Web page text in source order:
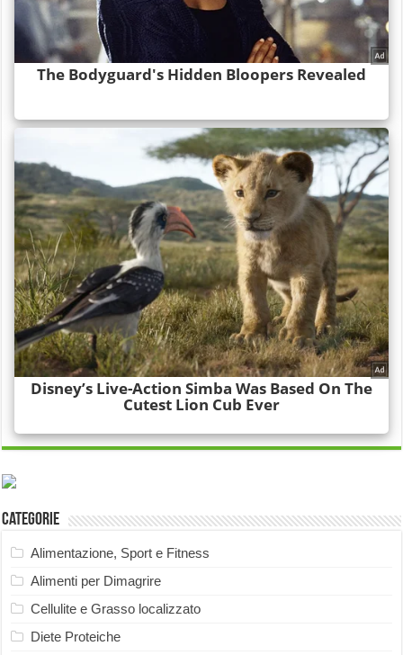
Categorie
Alimentazione, Sport e Fitness
Alimenti per Dimagrire
Cellulite e Grasso localizzato
Diete Proteiche